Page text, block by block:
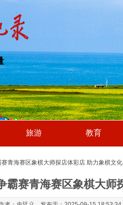
旅游 教育
霸赛青海赛区象棋大
青海赛区象棋大师探店体彩店 助力象棋文